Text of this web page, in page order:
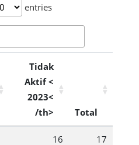
entries
Tidak
Aktif <
2023<
/th>
Total
16 17